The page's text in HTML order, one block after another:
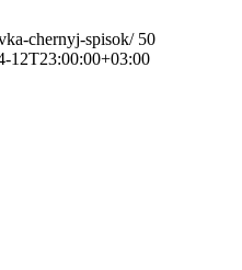
chernyj-spisok/ 50
12T23:00:00+03:00